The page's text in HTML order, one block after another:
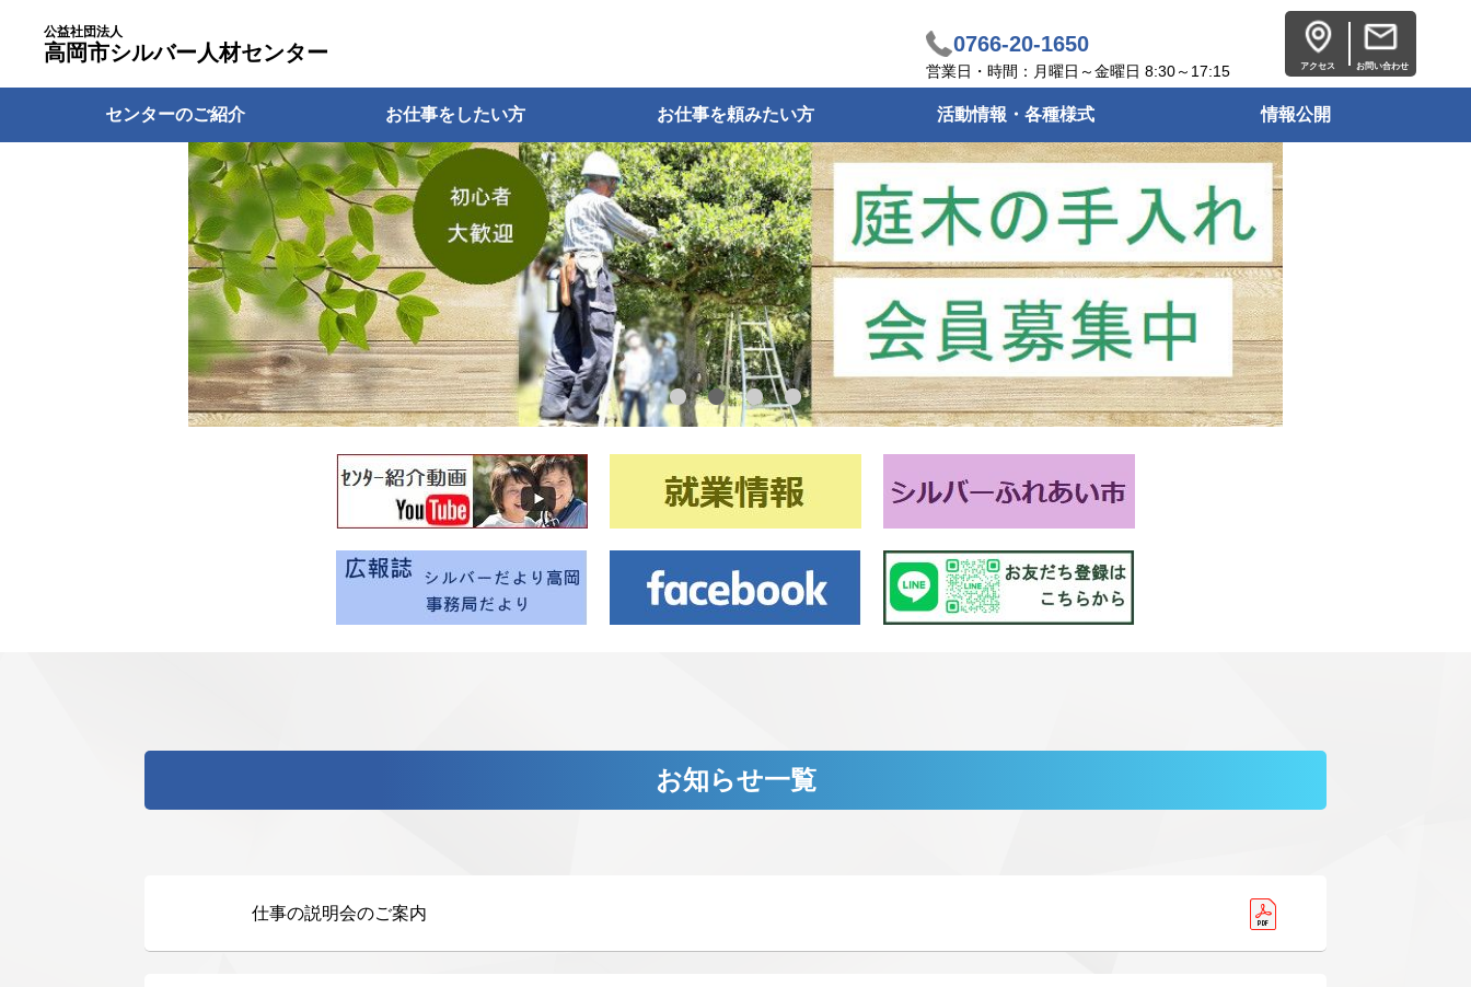
公益社団法人
高岡市シルバー人材センター 0766-20-1650
営業日・時間：月曜日～金曜日 8:30～17:15 アクセス お問い合わせ
センターのご紹介 お仕事をしたい方 お仕事を頼みたい方 活動情報・各種様式 情報公開
お知らせ一覧
仕事の説明会のご案内